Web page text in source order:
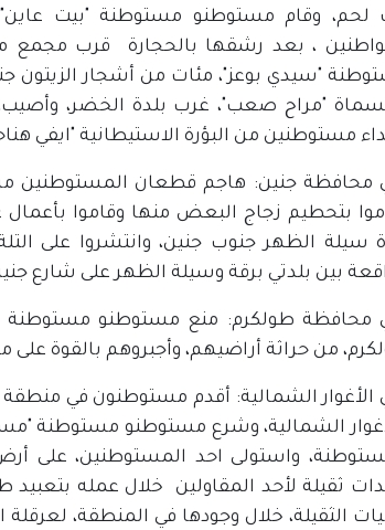
لحم، وقام مستوطنو مستوطنة "بيت
، بعد رشقها بالحجارة قرب
"سيدي بوعز"، مئات من أشجار الزيتون
"مراح صعب"، غرب بلدة الخضر،
مستوطنين من البؤرة الاستيطانية "ايفي
محافظة جنين: هاجم قطعان المستوطنين
بتحطيم زجاج البعض منها وقاموا
سيلة الظهر جنوب جنين، وانتشروا على
بين بلدتي برقة وسيلة الظهر على شارع
محافظة طولكرم: منع مستوطنو مستوطنة
من حراثة أراضيهم، وأجبروهم بالقوة
الأغوار الشمالية: أقدم مستوطنون في منطقة
الشمالية، وشرع مستوطنو مستوطنة
واستولى احد المستوطنين، على
ثقيلة لأحد المقاولين خلال عمله بتعبيد
الثقيلة، خلال وجودها في المنطقة،